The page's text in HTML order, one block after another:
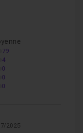
79
4
0
0
0
2025